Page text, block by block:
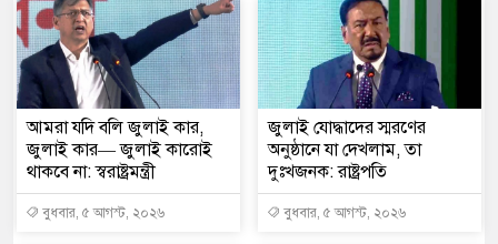
আমরা যদি বলি জুলাই কার,
জুলাই কার— জুলাই কারোই
থাকবে না: স্বরাষ্ট্রমন্ত্রী
বুধবার, ৫ আগস্ট, ২০২৬
জুলাই যোদ্ধাদের স্মরণের
অনুষ্ঠানে যা দেখলাম, তা
দুঃখজনক: রাষ্ট্রপতি
বুধবার, ৫ আগস্ট, ২০২৬